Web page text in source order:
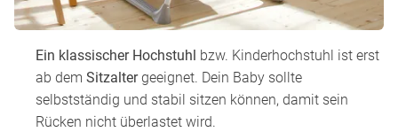
Ein klassischer Hochstuhl bzw. Kinderhochstuhl ist erst
ab dem Sitzaltergeeignet. Dein Baby sollte
selbstständig und stabil sitzen können, damit sein
Rücken nicht überlastet wird.